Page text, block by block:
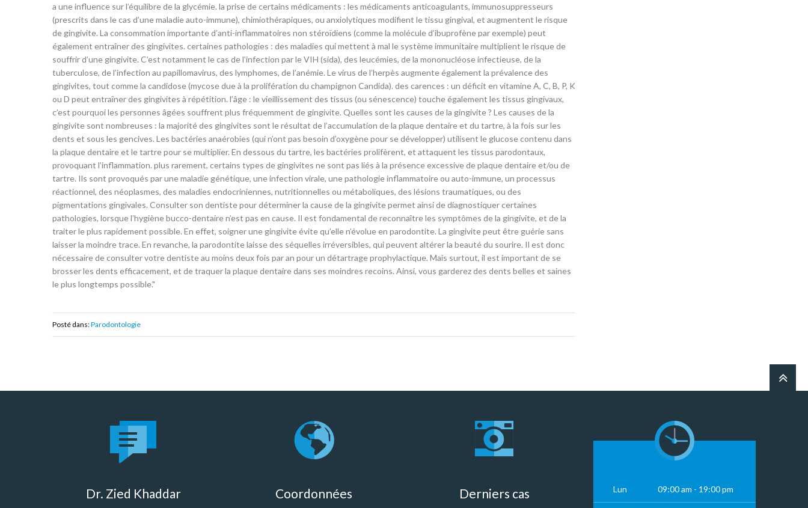
a une influence sur l’équilibre de la glycémie. la prise de certains médicaments : les médicaments anticoagulants, immunosuppresseurs
(prescrits dans le cas d’une maladie auto-immune), chimiothérapiques, ou anxiolytiques modifient le tissu gingival, et augmentent le risque
de gingivite. La consommation importante d’anti-inflammatoires non stéroïdiens (comme la molécule d’ibuprofène par exemple) peut
également entraîner des gingivites. certaines pathologies : des maladies qui mettent à mal le système immunitaire multiplient le risque de
souffrir d’une gingivite. C’est notamment le cas de l’infection par le VIH (sida), des leucémies, de la mononucléose infectieuse, de la
tuberculose, de l’infection au papillomavirus, des lymphomes, de l’anémie. Le virus de l’herpès augmente également la prévalence des
gingivites, tout comme la candidose (mycose due à la prolifération du champignon Candida). des carences : un déficit en vitamine A, C, B, P, K
ou D peut entraîner des gingivites à répétition. l’âge : le vieillissement des tissus (ou sénescence) touche également les tissus gingivaux,
c’est pourquoi les personnes âgées souffrent plus fréquemment de gingivite. Quelles sont les causes de la gingivite ? Les causes de la
gingivite sont nombreuses : la majorité des gingivites sont le résultat de l’accumulation de la plaque dentaire et du tartre, à la fois sur les
dents et sous les gencives. Les bactéries anaérobies (qui n’ont pas besoin d’oxygène pour se développer) utilisent le glucose contenu dans
la plaque dentaire et le tartre pour se multiplier. En dessous du tartre, les bactéries prolifèrent, et attaquent les tissus parodontaux,
provoquant l’inflammation. plus rarement, certains types de gingivites ne sont pas liés à la présence excessive de plaque dentaire et/ou de
tartre. Ils sont provoqués par une maladie génétique, une infection virale, une pathologie inflammatoire ou auto-immune, un processus
réactionnel, des néoplasmes, des maladies endocriniennes, nutritionnelles ou métaboliques, des lésions traumatiques, ou des
pigmentations gingivales. Consulter son dentiste pour déterminer la cause de la gingivite permet ainsi de diagnostiquer certaines
pathologies, lorsque l’hygiène bucco-dentaire n’est pas en cause. Il est fondamental de reconnaître les symptômes de la gingivite, et de la
traiter le plus rapidement possible. En effet, soigner une gingivite évite qu’elle n’évolue en parodontite. La gingivite peut être guérie sans
laisser la moindre trace. En revanche, la parodontite laisse des séquelles irréversibles, qui peuvent altérer la beauté du sourire. Il est donc
nécessaire de consulter votre dentiste au moins deux fois par an pour un détartrage prophylactique. Mais surtout, il est important de se
brosser les dents efficacement, et de traquer la plaque dentaire dans ses moindres recoins. Ainsi, vous garderez des dents belles et saines
le plus longtemps possible."
Posté dans:Parodontologie
Dr. Zied Khaddar Coordonnées Derniers cas Lun 09:00 am - 19:00 pm